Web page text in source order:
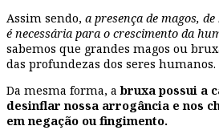
Assim sendo, a presença de magos,
é necessária para o crescimento da
sabemos que grandes magos ou
das profundezas dos seres humanos.
Da mesma forma, a bruxa possui a
desinflar nossa arrogância e nos
em negação ou fingimento.